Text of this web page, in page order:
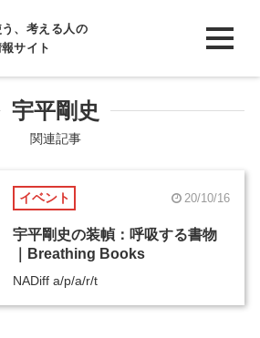
、考える人の
サイト
宇平剛史
関連記事
イベント 20/10/16
宇平剛史の装幀：呼吸する書物
｜Breathing Books
NADiff a/p/a/r/t